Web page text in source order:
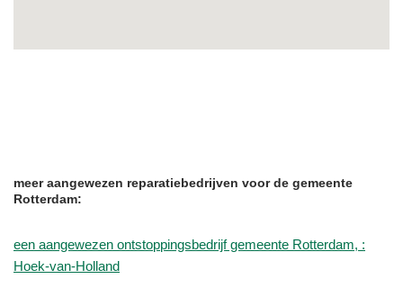
meer aangewezen reparatiebedrijven voor de gemeente
Rotterdam:
een aangewezen ontstoppingsbedrijf gemeente Rotterdam, :
Hoek-van-Holland